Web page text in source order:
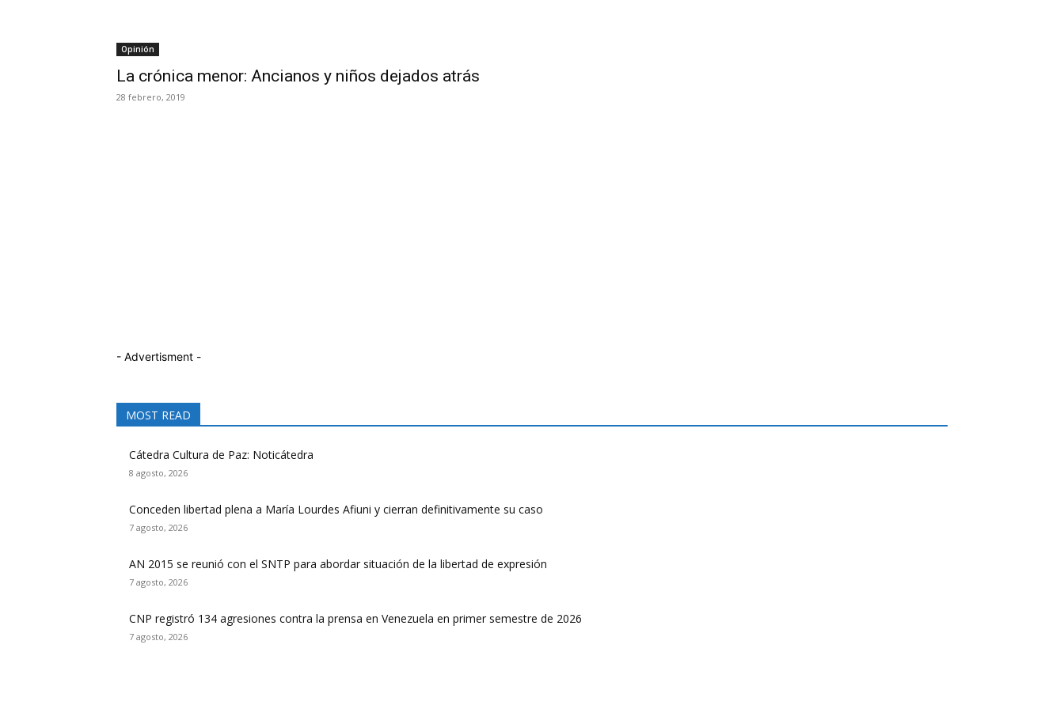
Opinión
La crónica menor: Ancianos y niños dejados atrás
28 febrero, 2019
- Advertisment -
MOST READ
Cátedra Cultura de Paz: Noticátedra
8 agosto, 2026
Conceden libertad plena a María Lourdes Afiuni y cierran definitivamente su caso
7 agosto, 2026
AN 2015 se reunió con el SNTP para abordar situación de la libertad de expresión
7 agosto, 2026
CNP registró 134 agresiones contra la prensa en Venezuela en primer semestre de 2026
7 agosto, 2026